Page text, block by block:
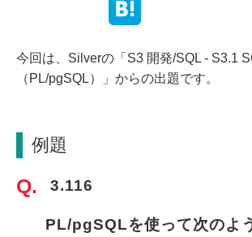
今回は、Silverの「S3 開発/SQL - S3.1
（PL/pgSQL）」からの出題です。
例題
3.116
PL/pgSQLを使って次のよ